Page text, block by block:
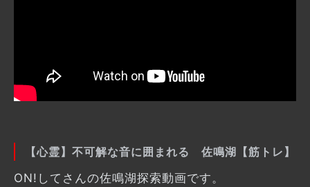
【心霊】不可解な音に囲まれる 佐鳴湖【筋トレ】
ON!してさんの佐鳴湖探索動画です。